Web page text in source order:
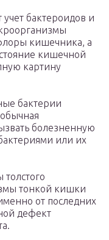
учет бактероидов и
кишечника, а
кишечной
картину
бактерии
болезненную
или их
тонкой кишки
от последних
дефект